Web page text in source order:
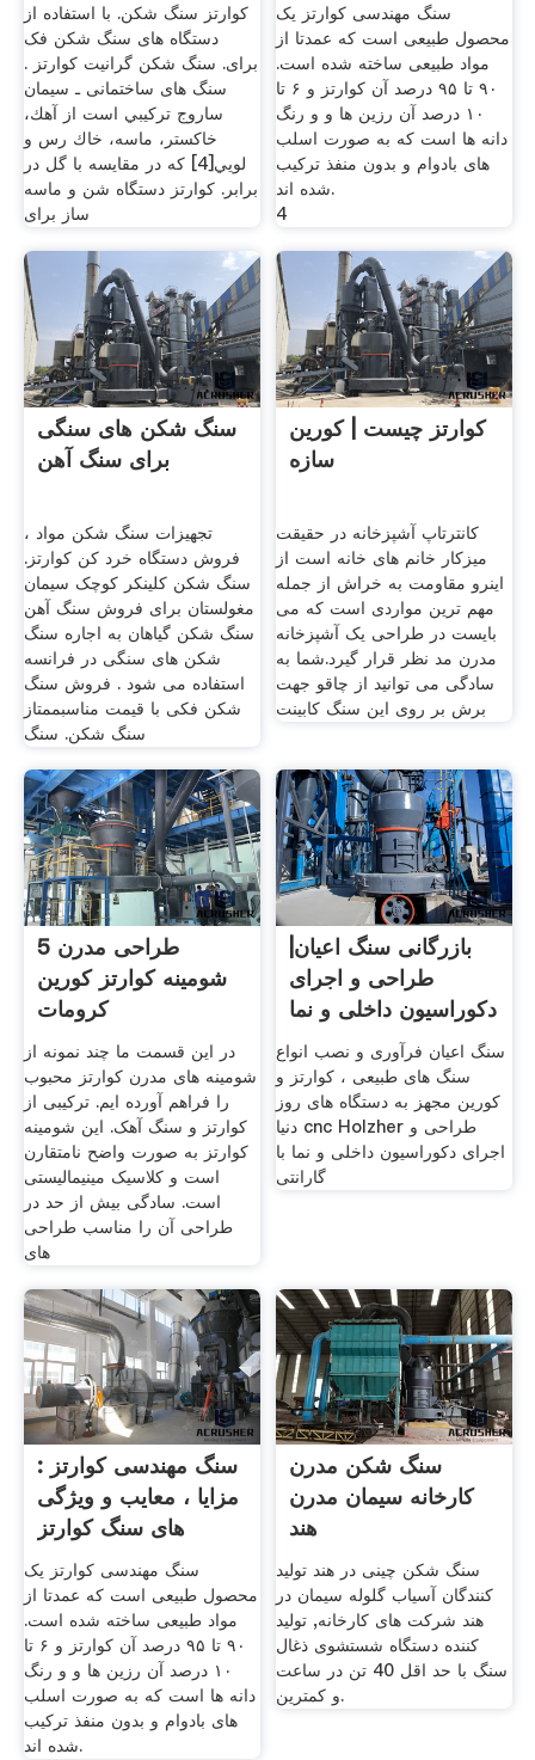
کوارتز سنگ شکن. با استفاده از
دستگاه های سنگ شکن فک
برای. سنگ شکن گرانیت کوارتز .
سنگ های ساختمانی ـ سيمان
ساروج تركيبي است از آهك،
خاكستر، ماسه، خاك رس و
لويي[4] كه در مقايسه با گل در
برابر. کوارتز دستگاه شن و ماسه
ساز برای
سنگ مهندسی کوارتز یک
محصول طبیعی است که عمدتا از
مواد طبیعی ساخته شده است.
۹۰ تا ۹۵ درصد آن کوارتز و ۶ تا
۱۰ درصد آن رزین ها و و رنگ
دانه ها است که به صورت اسلب
های بادوام و بدون منفذ ترکیب
شده اند.
4
سنگ شکن های سنگی
برای سنگ آهن
تجهیزات سنگ شکن مواد ،
فروش دستگاه خرد کن کوارتز.
سنگ شکن کلینکر کوچک سیمان
مغولستان برای فروش سنگ آهن
سنگ شکن گیاهان به اجاره سنگ
شکن های سنگی در فرانسه
استفاده می شود . فروش سنگ
شکن فکی با قیمت مناسبممتاز
سنگ شکن. سنگ
کوارتز چیست | کورین
سازه
کانترتاپ آشپزخانه در حقیقت
میزکار خانم های خانه است از
اینرو مقاومت به خراش از جمله
مهم ترین مواردی است که می
بایست در طراحی یک آشپزخانه
مدرن مد نظر قرار گیرد.شما به
سادگی می توانید از چاقو جهت
برش بر روی این سنگ کابینت
5 طراحی مدرن
شومینه کوارتز کورین
کرومات
در این قسمت ما چند نمونه از
شومینه های مدرن کوارتز محبوب
را فراهم آورده ایم. ترکیبی از
کوارتز و سنگ آهک. این شومینه
کوارتز به صورت واضح نامتقارن
است و کلاسیک مینیمالیستی
است. سادگی بیش از حد در
طراحی آن را مناسب طراحی
های
بازرگانی سنگ اعیان|
طراحی و اجرای
دکوراسیون داخلی و نما
سنگ اعیان فرآوری و نصب انواع
سنگ های طبیعی ، کوارتز و
کورین مجهز به دستگاه های روز
دنیا cnc Holzher طراحی و
اجرای دکوراسیون داخلی و نما با
گارانتی
سنگ مهندسی کوارتز :
مزایا ، معایب و ویژگی
های سنگ کوارتز
سنگ مهندسی کوارتز یک
محصول طبیعی است که عمدتا از
مواد طبیعی ساخته شده است.
۹۰ تا ۹۵ درصد آن کوارتز و ۶ تا
۱۰ درصد آن رزین ها و و رنگ
دانه ها است که به صورت اسلب
های بادوام و بدون منفذ ترکیب
شده اند.
سنگ شکن مدرن
کارخانه سیمان مدرن
هند
سنگ شکن چینی در هند تولید
کنندگان آسیاب گلوله سیمان در
هند شرکت های کارخانه, تولید
کننده دستگاه شستشوی ذغال
سنگ با حد اقل 40 تن در ساعت
و کمترین.